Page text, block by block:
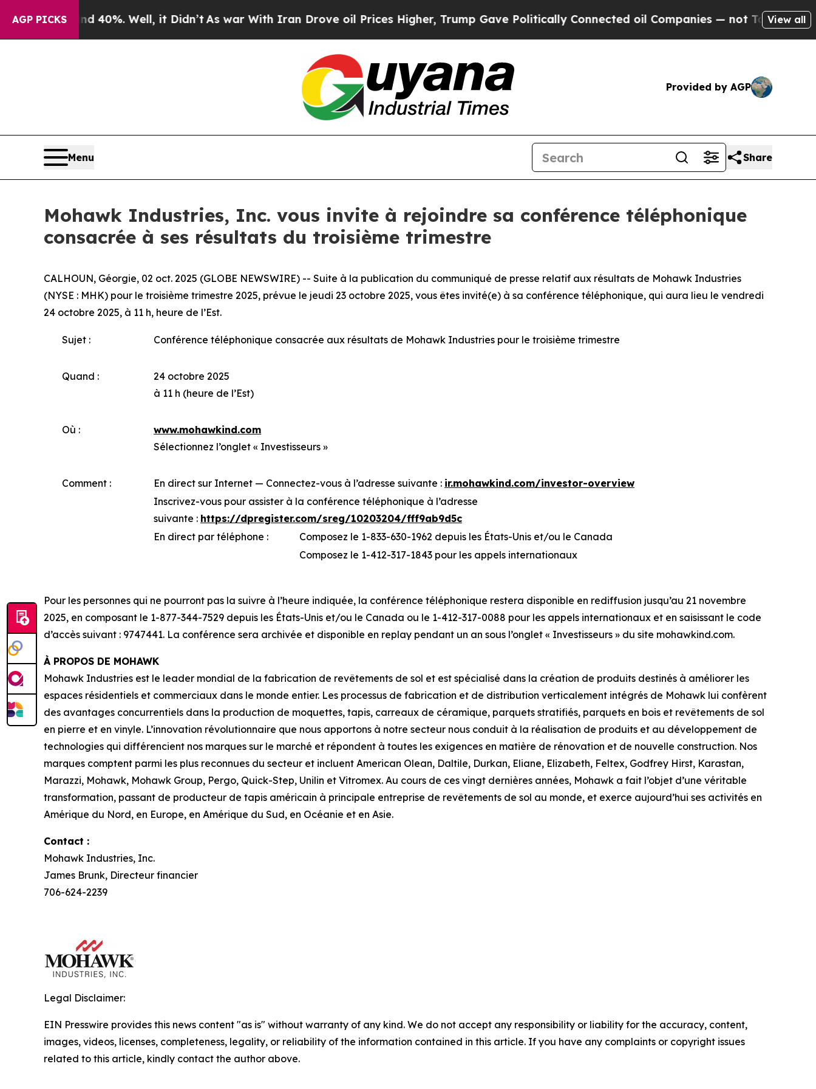
AGP PICKS
Around 40%. Well, it Didn’tAs war With Iran Drove oil Prices Higher, Trump Gave Politically Connected oil Companies — not Taxpayers — the
View all
Provided by AGP
Menu Share
Mohawk Industries, Inc. vous invite à rejoindre sa conférence téléphonique
consacrée à ses résultats du troisième trimestre
CALHOUN, Géorgie, 02 oct. 2025 (GLOBE NEWSWIRE) -- Suite à la publication du communiqué de presse relatif aux résultats de Mohawk Industries
(NYSE : MHK) pour le troisième trimestre 2025, prévue le jeudi 23 octobre 2025, vous êtes invité(e) à sa conférence téléphonique, qui aura lieu le vendredi
24 octobre 2025, à 11 h, heure de l’Est.
Sujet : Conférence téléphonique consacrée aux résultats de Mohawk Industries pour le troisième trimestre
Quand :
24 octobre 2025
à 11 h (heure de l’Est)
Où :
www.mohawkind.com
Sélectionnez l’onglet « Investisseurs »
Comment : En direct sur Internet — Connectez-vous à l’adresse suivante : ir.mohawkind.com/investor-overview
Inscrivez-vous pour assister à la conférence téléphonique à l’adresse
suivante : https://dpregister.com/sreg/10203204/fff9ab9d5c
En direct par téléphone :
Composez le 1-833-630-1962 depuis les États-Unis et/ou le Canada
Composez le 1-412-317-1843 pour les appels internationaux
Pour les personnes qui ne pourront pas la suivre à l’heure indiquée, la conférence téléphonique restera disponible en rediffusion jusqu’au 21 novembre
2025, en composant le 1-877-344-7529 depuis les États-Unis et/ou le Canada ou le 1-412-317-0088 pour les appels internationaux et en saisissant le code
d’accès suivant : 9747441. La conférence sera archivée et disponible en replay pendant un an sous l’onglet « Investisseurs » du site mohawkind.com.
À PROPOS DE MOHAWK
Mohawk Industries est le leader mondial de la fabrication de revêtements de sol et est spécialisé dans la création de produits destinés à améliorer les
espaces résidentiels et commerciaux dans le monde entier. Les processus de fabrication et de distribution verticalement intégrés de Mohawk lui confèrent
des avantages concurrentiels dans la production de moquettes, tapis, carreaux de céramique, parquets stratifiés, parquets en bois et revêtements de sol
en pierre et en vinyle. L’innovation révolutionnaire que nous apportons à notre secteur nous conduit à la réalisation de produits et au développement de
technologies qui différencient nos marques sur le marché et répondent à toutes les exigences en matière de rénovation et de nouvelle construction. Nos
marques comptent parmi les plus reconnues du secteur et incluent American Olean, Daltile, Durkan, Eliane, Elizabeth, Feltex, Godfrey Hirst, Karastan,
Marazzi, Mohawk, Mohawk Group, Pergo, Quick-Step, Unilin et Vitromex. Au cours de ces vingt dernières années, Mohawk a fait l’objet d’une véritable
transformation, passant de producteur de tapis américain à principale entreprise de revêtements de sol au monde, et exerce aujourd’hui ses activités en
Amérique du Nord, en Europe, en Amérique du Sud, en Océanie et en Asie.
Contact :
Mohawk Industries, Inc.
James Brunk, Directeur financier
706-624-2239
Legal Disclaimer:
EIN Presswire provides this news content "as is" without warranty of any kind. We do not accept any responsibility or liability for the accuracy, content,
images, videos, licenses, completeness, legality, or reliability of the information contained in this article. If you have any complaints or copyright issues
related to this article, kindly contact the author above.